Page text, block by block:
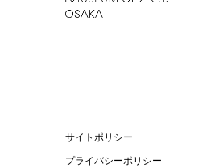
サイトポリシー
プライバシーポリシー